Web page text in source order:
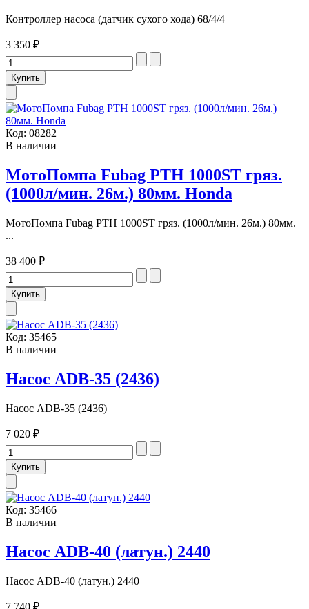
Контроллер насоса (датчик сухого хода) 68/4/4
3 350 ₽
Код: 08282
В наличии
МотоПомпа Fubag PТН 1000ST гряз.
(1000л/мин. 26м.) 80мм. Honda
МотоПомпа Fubag PТН 1000ST гряз. (1000л/мин. 26м.) 80мм.
...
38 400 ₽
Код: 35465
В наличии
Насос ADB-35 (2436)
Насос ADB-35 (2436)
7 020 ₽
Код: 35466
В наличии
Насос ADB-40 (латун.) 2440
Насос ADB-40 (латун.) 2440
7 740 ₽